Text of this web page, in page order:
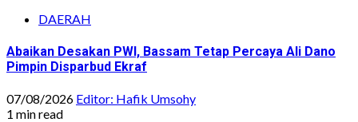
DAERAH
Abaikan Desakan PWI, Bassam Tetap Percaya Ali Dano
Pimpin Disparbud Ekraf
07/08/2026 Editor: Hafik Umsohy
1 min read